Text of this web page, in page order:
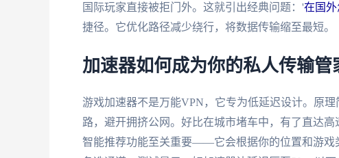
国际玩家直接被拒门外。这就引出经典问题：'在国
捷径。它优化路径减少绕行，将数据传输缩至最短。
加速器如何成为你的私人传输管
游戏加速器不是万能VPN，它专为低延迟设计。原
路，避开拥挤公网。好比在城市堵车中，有了直达
智能推荐功能至关重要——它会根据你的位置和游戏